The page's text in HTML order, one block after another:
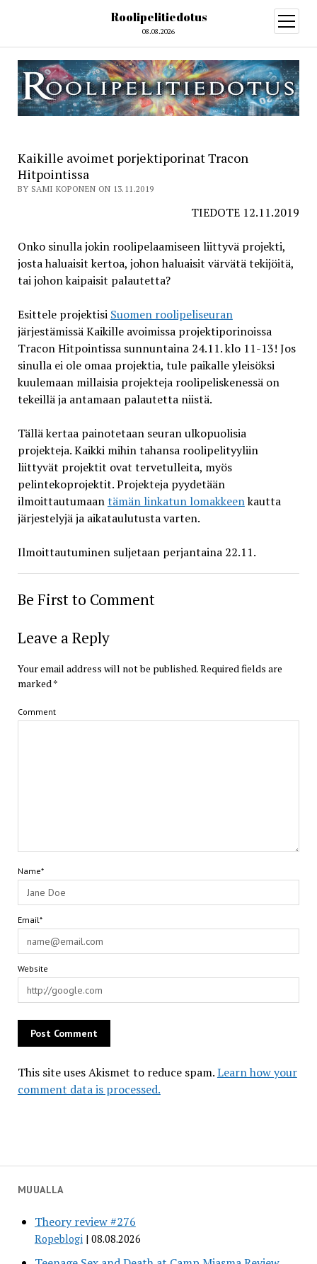
Roolipelitiedotus
08.08.2026
open
menu
MUUALLA
Theory review #276
Ropeblogi 08.08.2026
Kaikille avoimet porjektiporinat Tracon
Hitpointissa
BY SAMI KOPONEN ON 13.11.2019
TIEDOTE 12.11.2019
Onko sinulla jokin roolipelaamiseen liittyvä projekti,
josta haluaisit kertoa, johon haluaisit värvätä tekijöitä,
tai johon kaipaisit palautetta?
Esittele projektisi Suomen roolipeliseuran
järjestämissä Kaikille avoimissa projektiporinoissa
Tracon Hitpointissa sunnuntaina 24.11. klo 11-13! Jos
sinulla ei ole omaa projektia, tule paikalle yleisöksi
kuulemaan millaisia projekteja roolipeliskenessä on
tekeillä ja antamaan palautetta niistä.
Tällä kertaa painotetaan seuran ulkopuolisia
projekteja. Kaikki mihin tahansa roolipelityyliin
liittyvät projektit ovat tervetulleita, myös
pelintekoprojektit. Projekteja pyydetään
ilmoittautumaantämän linkatun lomakkeenkautta
järjestelyjä ja aikataulutusta varten.
Ilmoittautuminen suljetaan perjantaina 22.11.
Be First to Comment
Leave a Reply
Your email address will not be published.Required fields are
marked*
Comment
Name*
Email*
Website
This site uses Akismet to reduce spam.Learn how your
comment data is processed.